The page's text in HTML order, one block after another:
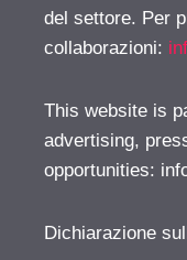
del settore. Per
collaborazioni:
This website is
advertising,
opportunities:
Dichiarazione